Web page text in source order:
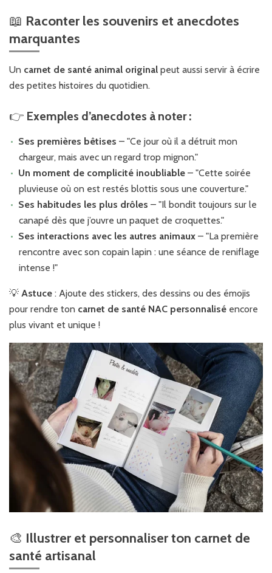
📖 Raconter les souvenirs et anecdotes
marquantes
Un carnet de santé animal original peut aussi servir à écrire
des petites histoires du quotidien.
👉 Exemples d’anecdotes à noter :
Ses premières bêtises – "Ce jour où il a détruit mon
chargeur, mais avec un regard trop mignon."
Un moment de complicité inoubliable– "Cette soirée
pluvieuse où on est restés blottis sous une couverture."
Ses habitudes les plus drôles – "Il bondit toujours sur le
canapé dès que j’ouvre un paquet de croquettes."
Ses interactions avec les autres animaux– "La première
rencontre avec son copain lapin : une séance de reniflage
intense !"
💡 Astuce : Ajoute des stickers, des dessins ou des émojis
pour rendre ton carnet de santé NAC personnalisé encore
plus vivant et unique !
🎨 Illustrer et personnaliser ton carnet de
santé artisanal